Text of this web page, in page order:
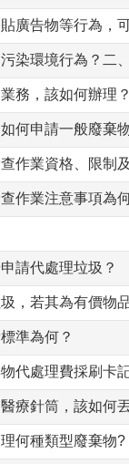
廣告物等行為，
染環境行為？二
務，該如何辦理
何申請一般廢棄
作業資格、限制
作業注意事項為
請代處理垃圾？
，若其為有價物
準為何？
代處理費採刷卡
療針筒，該如何
何種類型廢棄物?